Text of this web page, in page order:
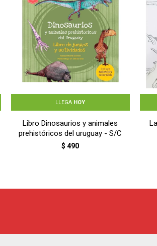
LLEGA HOY
Libro Dinosaurios y animales
prehistóricos del uruguay - S/C
$ 490